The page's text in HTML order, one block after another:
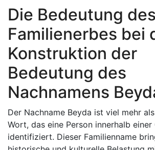
Die Bedeutung des
Familienerbes bei
Konstruktion der
Bedeutung des
Nachnamens
Der Nachname Beyda ist viel mehr
Wort, das eine Person innerhalb einer
identifiziert. Dieser Familienname